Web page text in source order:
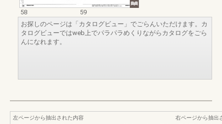
58
59
お探しのページは「カタログビュー」でごらんいただけます。カ
タログビューではweb上でパラパラめくりながらカタログをごら
んになれます。
左ページから抽出された内容
右ページから抽出